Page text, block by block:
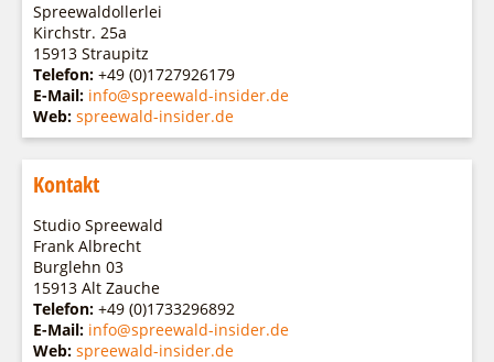
Spreewaldollerlei
Kirchstr. 25a
15913 Straupitz
Telefon: +49 (0)1727926179
E-Mail: info@spreewald-insider.de
Web: spreewald-insider.de
Kontakt
Studio Spreewald
Frank Albrecht
Burglehn 03
15913 Alt Zauche
Telefon: +49 (0)1733296892
E-Mail: info@spreewald-insider.de
Web: spreewald-insider.de